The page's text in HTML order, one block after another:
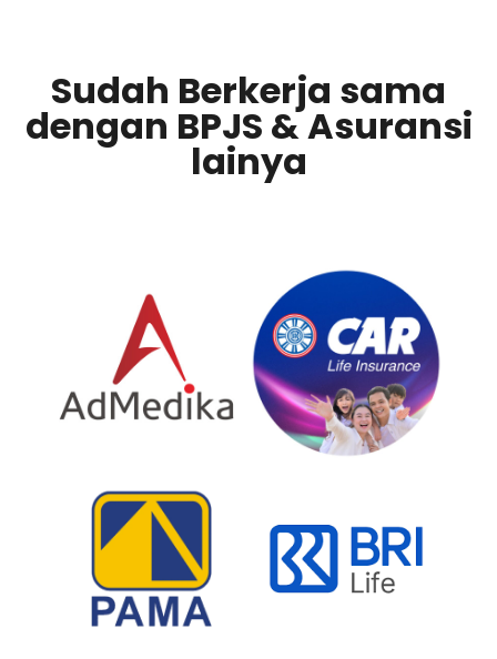
Sudah Berkerja sama
dengan BPJS & Asuransi
lainya